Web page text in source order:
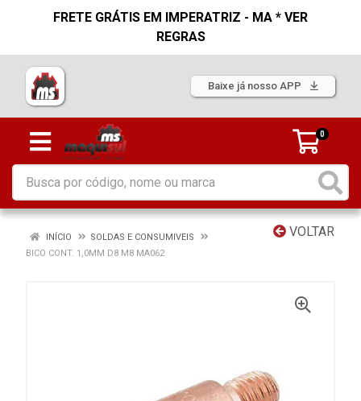
FRETE GRÁTIS EM IMPERATRIZ - MA * VER
REGRAS
Baixe já nosso APP
0
VOLTAR
INÍCIO
SOLDAS E CONSUMIVEIS
BICO CONT. 1,0MM D8 M8 MA062